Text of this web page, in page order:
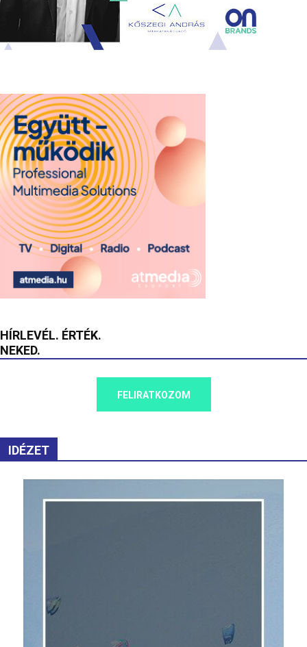
HÍRLEVÉL. ÉRTÉK.
NEKED.
FELIRATKOZOM
IDÉZET